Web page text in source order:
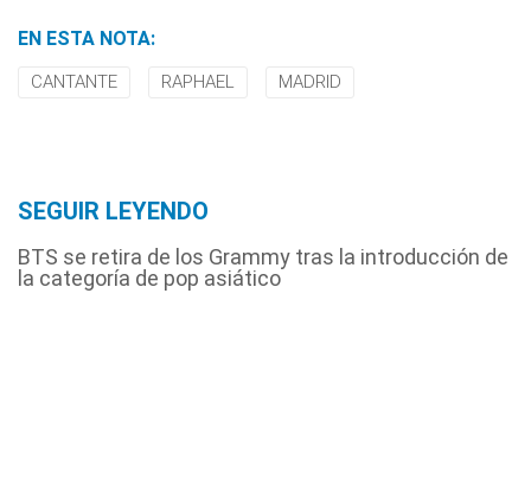
EN ESTA NOTA:
CANTANTE RAPHAEL MADRID
SEGUIR LEYENDO
BTS se retira de los Grammy tras la introducción de
la categoría de pop asiático